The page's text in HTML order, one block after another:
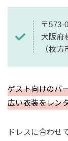
〒573-
大阪府
（枚
ゲスト向けのパ
広い衣装をレン
ドレスに合わせ